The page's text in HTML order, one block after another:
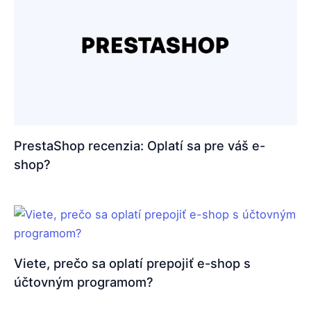
PrestaShop recenzia: Oplatí sa pre váš e-
shop?
Viete, prečo sa oplatí prepojiť e-shop s
účtovným programom?